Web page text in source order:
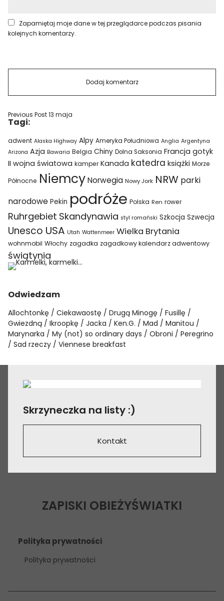
Zapamiętaj moje dane w tej przeglądarce podczas pisania
kolejnych komentarzy.
Previous Post13 maja
Tagi:
adwent Alaska Highway Alpy Ameryka Południowa Anglia Argentyna
Arizona Azja Bawaria Belgia Chiny Dolna Saksonia Francja gotyk
II wojna światowa kamper Kanada katedra książki Morze
Północne Niemcy Norwegia Nowy Jork NRW parki
narodowe Pekin podróże Polska Ren rower
Ruhrgebiet Skandynawia styl romański Szkocja Szwecja
Unesco USA Utah Wattenmeer Wielka Brytania
wohnmobil Włochy zagadka zagadkowy kalendarz adwentowy
świątynia
Odwiedzam
Allochtonkę Ciekawaostę Drugą Minogę
Fusillę
Gwiezdną
Ikroopkę Jacka Ken.G. Mad
Manitou
Marynarka
My (not) so ordinary days Obroni
Peregrino
Sad rzeczy
Viennese breakfast
Skrzyneczka na listy :)
Kontakt
ZAPISKI OBIEŻYŚWIATKI
Polityka prywatności
Polityka prywatności